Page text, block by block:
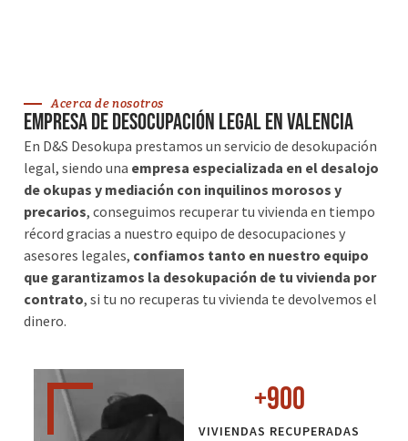
Acerca de nosotros
Empresa de desocupación legal en Valencia
En D&S Desokupa prestamos un servicio de desokupación
legal, siendo una empresa especializada en el desalojo
de okupas y mediación con inquilinos morosos y
precarios, conseguimos recuperar tu vivienda en tiempo
récord gracias a nuestro equipo de desocupaciones y
asesores legales, confiamos tanto en nuestro equipo
que garantizamos la desokupación de tu vivienda por
contrato, si tu no recuperas tu vivienda te devolvemos el
dinero.
VIVIENDAS RECUPERADAS
+900